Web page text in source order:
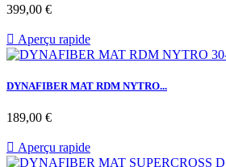
Prix
399,00 €
 Aperçu rapide
DYNAFIBER MAT RDM NYTRO...
Prix
189,00 €
 Aperçu rapide